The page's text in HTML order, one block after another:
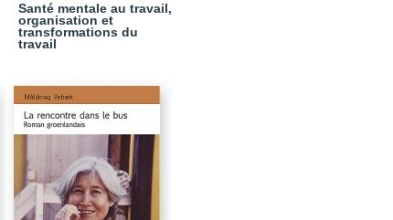
Santé mentale au travail,
organisation et
transformations du
travail